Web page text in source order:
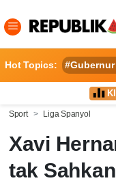
Hot Topics:
Sport Liga Spanyol
Xavi
tak